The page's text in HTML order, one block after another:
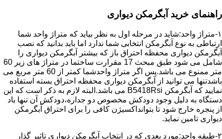
راهنمای خرید آبگرمکن دیواری
۱-متراژ واحد:شاید در مرحله اول به نظر بیاید که متراژ واحد شما
ارتباطی به نوع آبگرمکن انتخابی شما ندارد اما باید بدانید که نصب
آبگرمکن دیواری محفظه احتراق باز که بیشتر آبگرمکن دیواری را
شامل می شود طبق مبحث 17 مقرارت ساختما در متراژ های زیر 60
متر ممنوع می باشد.پس اگر متراژ واحدشما کمتر از 60 متر مربع می
باشدتنها می توانید از آبگرمکن دیواری محفظه احتراق بسته استفاده
نمایید که آبگرمکن B5418Rsi می باشد.البته لازم به ذکر است که این
دستگاه به دلیل وجود دودکش مخصوص دو جداره،دودکش آن تنها باد
از پنجره خارج شود تا بتوانداکسیژن کافی را برای احتراق آبگرمکن
دیواری تامین نماید.
۲-طبقه واحد:مورد بعدی که در انتخاب آبگرمکن دیواری تاثیر گذار